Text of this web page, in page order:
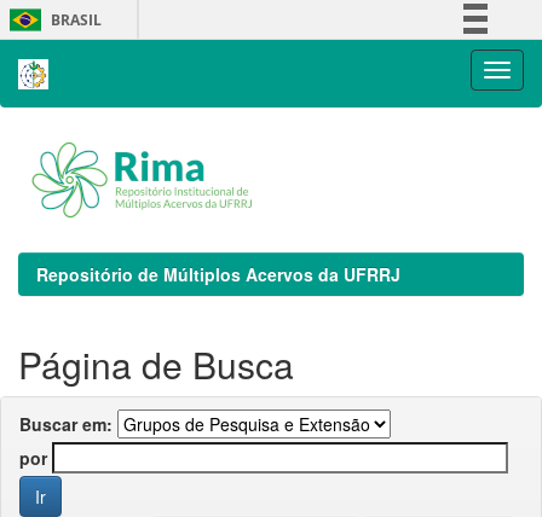
Skip
navigation
BRASIL
Repositório de Múltiplos Acervos da UFRRJ
Página de Busca
Buscar em:
por